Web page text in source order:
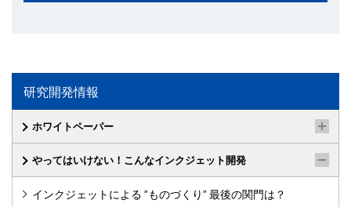
研究開発情報
ホワイトペーパー
やってはいけない！こんなインクジェット開発
インクジェットによる ”ものづくり” 最後の関門は？